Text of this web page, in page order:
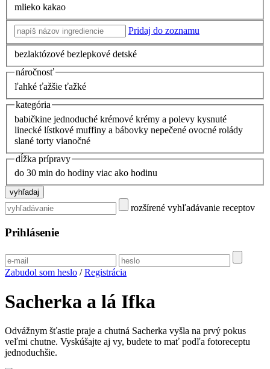
mlieko kakao
Pridaj do zoznamu
bezlaktózové bezlepkové detské
náročnosť
ľahké ťažšie ťažké
kategória
babičkine jednoduché krémové krémy a polevy kysnuté
linecké lístkové muffiny a bábovky nepečené ovocné rolády
slané torty vianočné
dĺžka prípravy
do 30 min do hodiny viac ako hodinu
rozšírené vyhľadávanie receptov
Prihlásenie
Zabudol som heslo /Registrácia
Sacherka a lá Ifka
Odvážnym šťastie praje a chutná Sacherka vyšla na prvý pokus
veľmi chutne. Vyskúšajte aj vy, budete to mať podľa fotoreceptu
jednoduchšie.